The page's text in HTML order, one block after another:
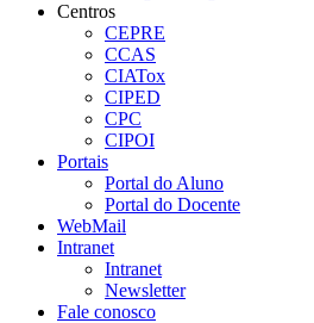
Centros
CEPRE
CCAS
CIATox
CIPED
CPC
CIPOI
Portais
Portal do Aluno
Portal do Docente
WebMail
Intranet
Intranet
Newsletter
Fale conosco